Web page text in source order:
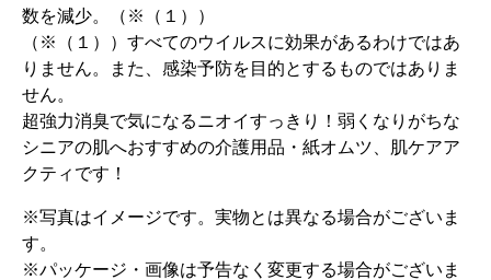
数を減少。（※（１））
（※（１））すべてのウイルスに効果があるわけではあ
りません。また、感染予防を目的とするものではありま
せん。
超強力消臭で気になるニオイすっきり！弱くなりがちな
シニアの肌へおすすめの介護用品・紙オムツ、肌ケアア
クティです！
※写真はイメージです。実物とは異なる場合がございま
す。
※パッケージ・画像は予告なく変更する場合がございま